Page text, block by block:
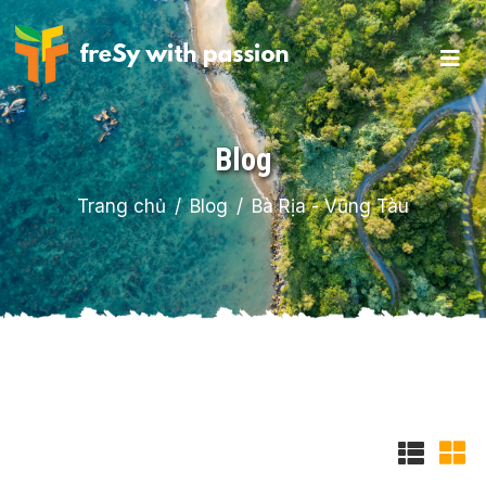
Blog
Trang chủ Blog Bà Rịa - Vũng Tàu